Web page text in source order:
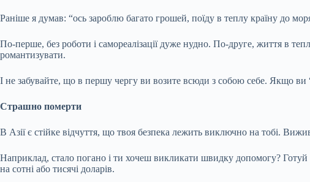
Раніше я думав: “ось зароблю багато грошей, поїду в теплу країну до
По-перше, без роботи і самореалізації дуже нудно. По-друге, життя в
романтизувати.
І не забувайте, що в першу чергу ви возите всюди з собою себе. Якщо ви
Страшно померти
В Азії є стійке відчуття, що твоя безпека лежить виключно на тобі.
Наприклад, стало погано і ти хочеш викликати швидку допомогу?
на сотні або тисячі доларів.